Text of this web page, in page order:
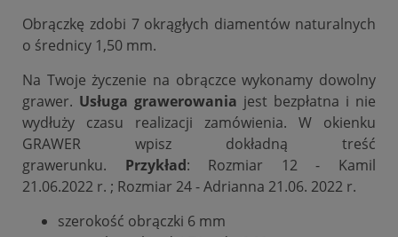
Obrączkę zdobi 7 okrągłych diamentów naturalnych
o średnicy 1,50 mm.
Na Twoje życzenie na obrączce wykonamy dowolny
grawer. Usługa grawerowania jest bezpłatna i nie
wydłuży czasu realizacji zamówienia. W okienku
GRAWER wpisz dokładną treść
grawerunku.
Przykład: Rozmiar 12 - Kamil
21.06.2022 r. ; Rozmiar 24 - Adrianna 21.06. 2022 r.
szerokość obrączki 6 mm